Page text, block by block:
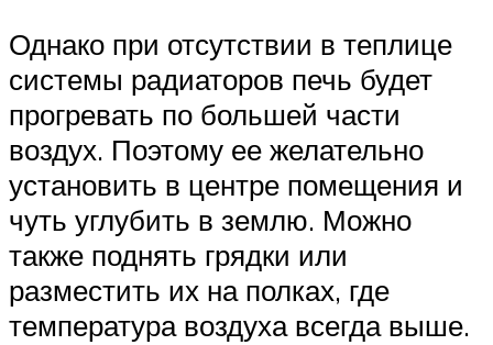
Однако при отсутствии в теплице
системы радиаторов печь будет
прогревать по большей части
воздух. Поэтому ее желательно
установить в центре помещения и
чуть углубить в землю. Можно
также поднять грядки или
разместить их на полках, где
температура воздуха всегда выше.